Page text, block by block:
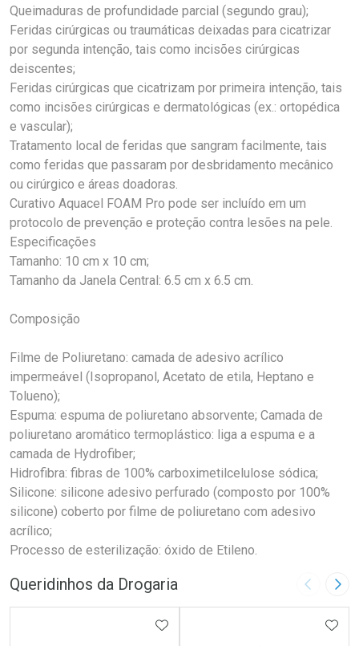
Queimaduras de profundidade parcial (segundo grau);
Feridas cirúrgicas ou traumáticas deixadas para cicatrizar
por segunda intenção, tais como incisões cirúrgicas
deiscentes;
Feridas cirúrgicas que cicatrizam por primeira intenção, tais
como incisões cirúrgicas e dermatológicas (ex.: ortopédica
e vascular);
Tratamento local de feridas que sangram facilmente, tais
como feridas que passaram por desbridamento mecânico
ou cirúrgico e áreas doadoras.
Curativo Aquacel FOAM Pro pode ser incluído em um
protocolo de prevenção e proteção contra lesões na pele.
Especificações
Tamanho: 10 cm x 10 cm;
Tamanho da Janela Central: 6.5 cm x 6.5 cm.
Composição
Filme de Poliuretano: camada de adesivo acrílico
impermeável (Isopropanol, Acetato de etila, Heptano e
Tolueno);
Espuma: espuma de poliuretano absorvente; Camada de
poliuretano aromático termoplástico: liga a espuma e a
camada de Hydrofiber;
Hidrofibra: fibras de 100% carboximetilcelulose sódica;
Silicone: silicone adesivo perfurado (composto por 100%
silicone) coberto por filme de poliuretano com adesivo
acrílico;
Processo de esterilização: óxido de Etileno.
Queridinhos da Drogaria Imagem
ADICIONAR AOS FAVORITOS